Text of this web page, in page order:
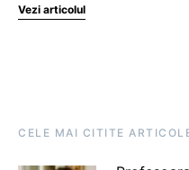
Vezi articolul
CELE MAI CITITE